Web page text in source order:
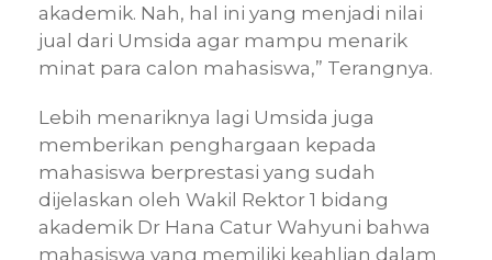
akademik. Nah, hal ini yang menjadi nilai
jual dari Umsida agar mampu menarik
minat para calon mahasiswa,” Terangnya.
Lebih menariknya lagi Umsida juga
memberikan penghargaan kepada
mahasiswa berprestasi yang sudah
dijelaskan oleh Wakil Rektor 1 bidang
akademik Dr Hana Catur Wahyuni bahwa
mahasiswa yang memiliki keahlian dalam